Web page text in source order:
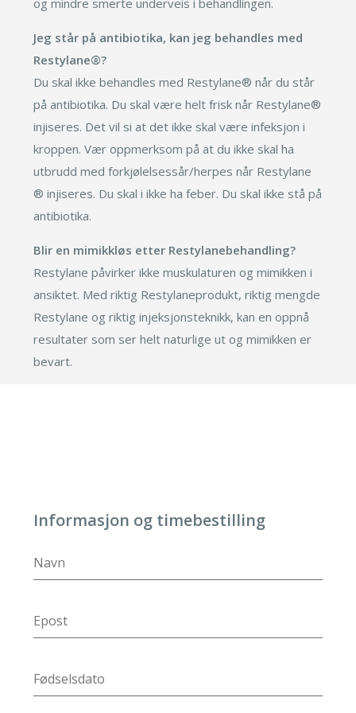
og mindre smerte underveis i behandlingen.
Jeg står på antibiotika, kan jeg behandles med
Restylane®?
Du skal ikke behandles med Restylane® når du står
på antibiotika. Du skal være helt frisk når Restylane®
injiseres. Det vil si at det ikke skal være infeksjon i
kroppen. Vær oppmerksom på at du ikke skal ha
utbrudd med forkjølelsessår/herpes når Restylane
® injiseres. Du skal i ikke ha feber. Du skal ikke stå på
antibiotika.
Blir en mimikkløs etter Restylanebehandling?
Restylane påvirker ikke muskulaturen og mimikken i
ansiktet. Med riktig Restylaneprodukt, riktig mengde
Restylane og riktig injeksjonsteknikk, kan en oppnå
resultater som ser helt naturlige ut og mimikken er
bevart.
Informasjon og timebestilling